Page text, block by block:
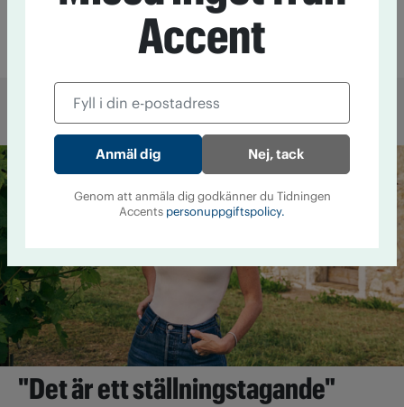
27 april 2016 kl 07:19
Mer från Accent
"Det är ett ställningstagande"
Accent
Nej, tack
Genom att anmäla dig godkänner du Tidningen
Accents personuppgiftspolicy.